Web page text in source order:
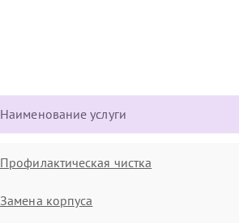
Наименование услуги
Профилактическая чистка
Замена корпуса